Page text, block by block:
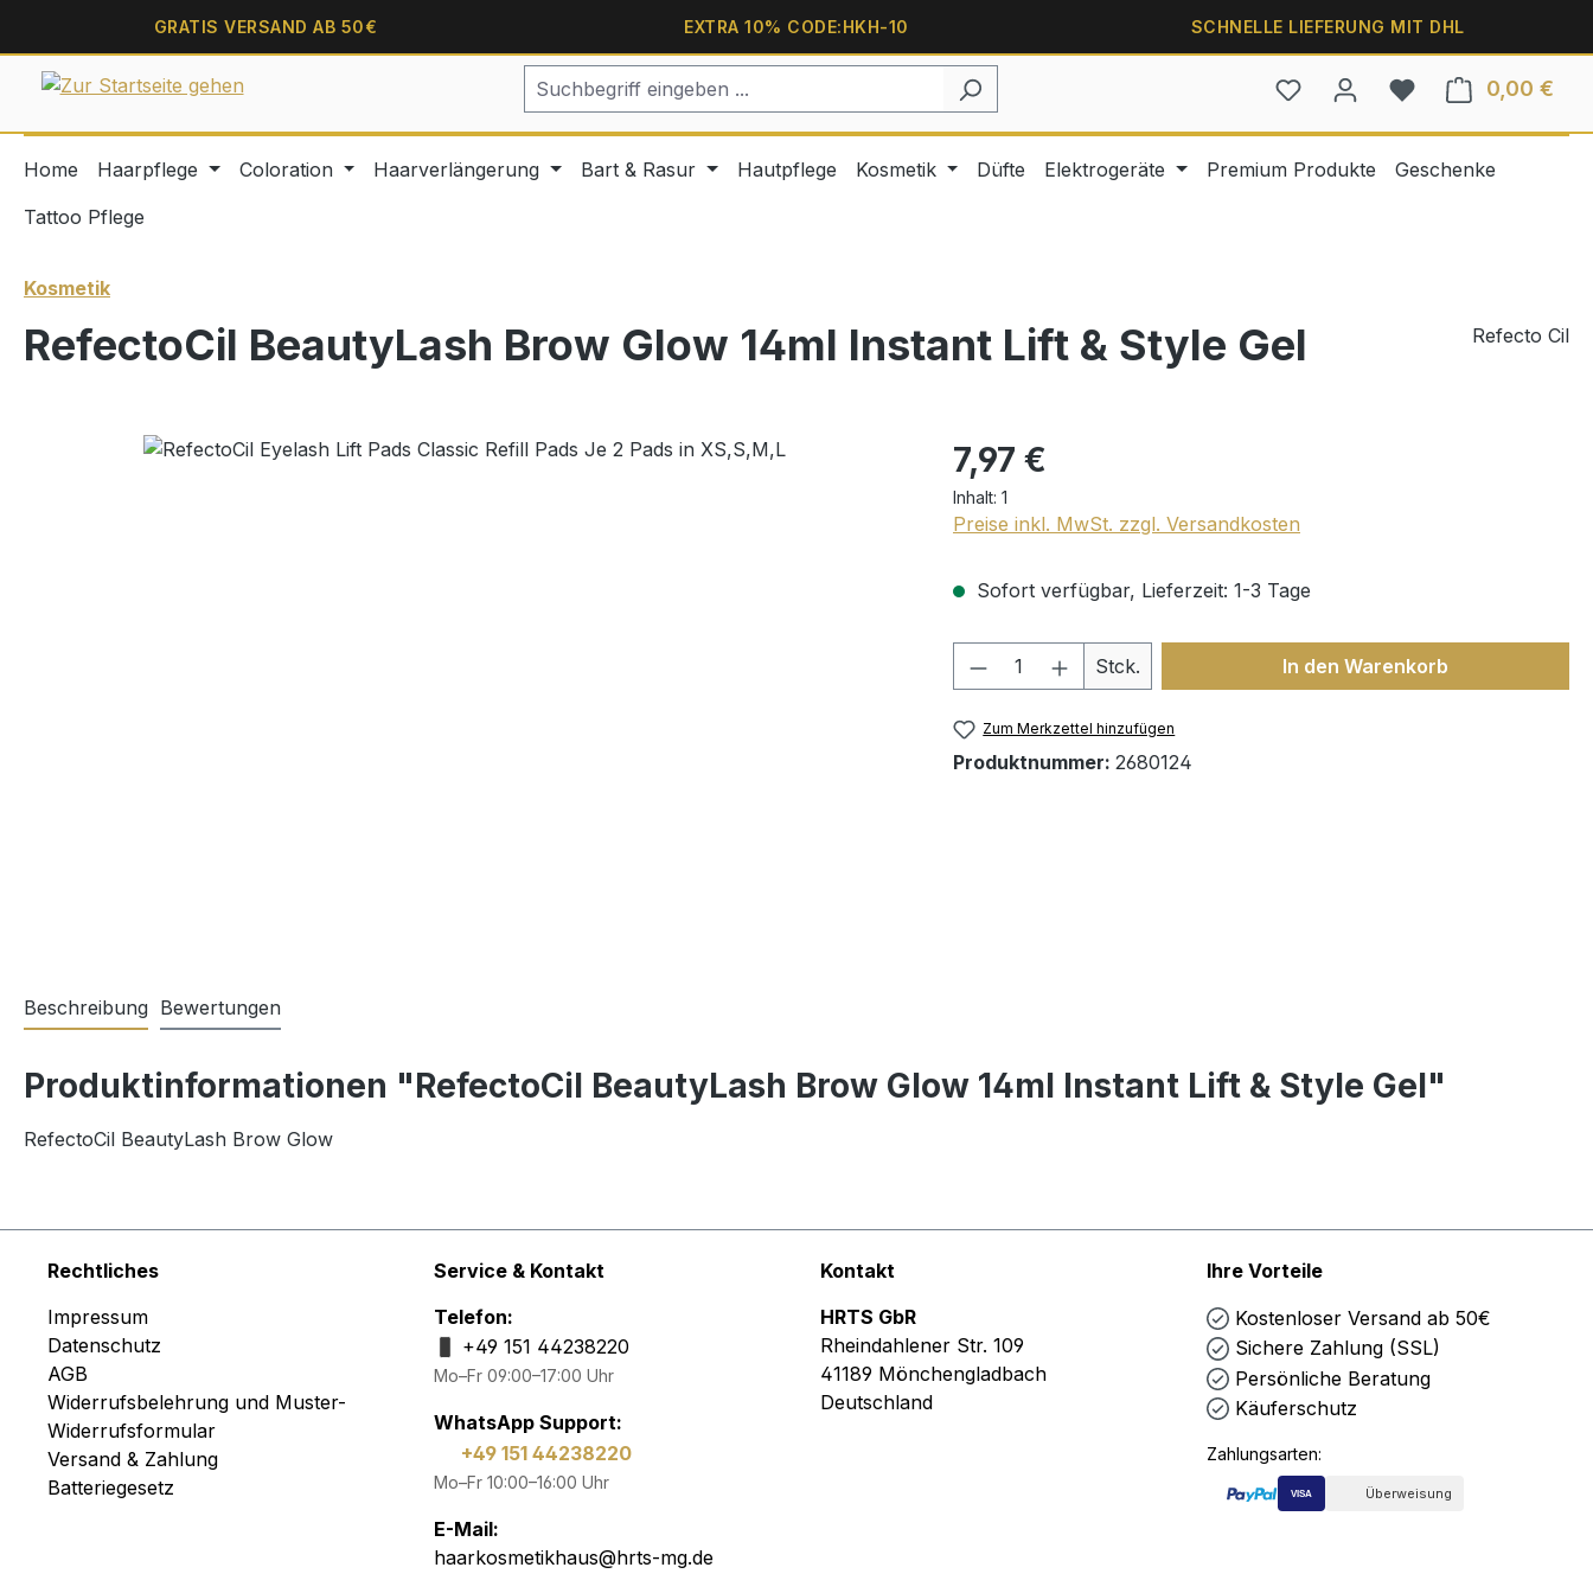
Zur Hauptnavigation springen
GRATIS VERSAND AB 50€ EXTRA 10% CODE:HKH-10 SCHNELLE LIEFERUNG MIT DHL
0,00 €
Home Haarpflege Coloration Haarverlängerung Bart & Rasur Hautpflege Kosmetik Düfte Elektrogeräte Premium Produkte
Geschenke
Tattoo Pflege
Kosmetik
RefectoCil BeautyLash Brow Glow 14ml Instant Lift & Style Gel Refecto Cil
Bildergalerie überspringen 7,97 €
Inhalt: 1
Preise inkl. MwSt. zzgl. Versandkosten
Sofort verfügbar, Lieferzeit: 1-3 Tage
Produkt Anzahl: Gib den gewünschten Wert
Stck. In den Warenkorb
Zum Merkzettel hinzufügen
Produktnummer: 2680124
Beschreibung Bewertungen
Produktinformationen "RefectoCil BeautyLash Brow Glow 14ml Instant Lift & Style Gel"
RefectoCil BeautyLash Brow Glow
Rechtliches
Impressum
Datenschutz
AGB
Widerrufsbelehrung und Muster-
Widerrufsformular
Versand & Zahlung
Batteriegesetz
Service & Kontakt
Telefon:
+49 151 44238220
Mo–Fr 09:00–17:00 Uhr
WhatsApp Support:
+49 151 44238220
Mo–Fr 10:00–16:00 Uhr
E-Mail:
haarkosmetikhaus@hrts-mg.de
Kontakt
HRTS GbR
Rheindahlener Str. 109
41189 Mönchengladbach
Deutschland
Ihre Vorteile
Kostenloser Versand ab 50€
Sichere Zahlung (SSL)
Persönliche Beratung
Käuferschutz
Zahlungsarten:
VISA Überweisung